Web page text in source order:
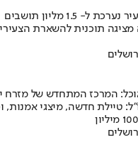
מציגה תוכנית להשארת
המרכז המתחדש של מזרח
טיילת חדשה, מיצגי אמנות,